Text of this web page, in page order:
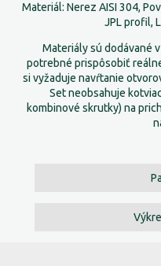
Materiál: Nerez AISI 304,
JPL profil,
Materiály sú dodávané
potrebné prispôsobiť
si vyžaduje navŕtanie
Set neobsahuje
kombinové skrutky) na